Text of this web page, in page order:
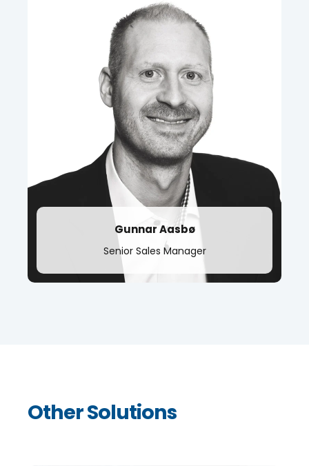
t. +47 95 208 070
Gunnar Aasbø
Senior Sales Manager
Other Solutions